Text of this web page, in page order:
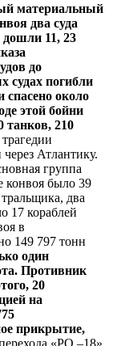
материальный
два суда
11, 23
до
судах погибли
около
этой бойни
танков, 210
Атлантику.
группа
конвоя было 39
два
17 кораблей
в
149 797 тонн
один
Противник
20
на
прикрытие,
«PQ –18»